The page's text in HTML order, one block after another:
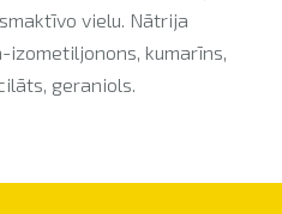
vielu. Nātrija
kumarīns,
geraniols.